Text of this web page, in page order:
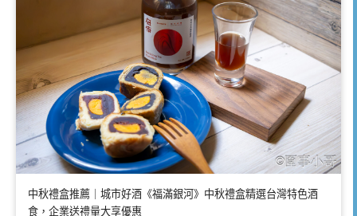
中秋禮盒推薦｜城市好酒《福滿銀河》中秋禮盒精選台灣特色酒
食，企業送禮量大享優惠